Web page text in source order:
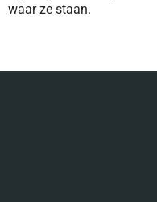
waar ze staan.